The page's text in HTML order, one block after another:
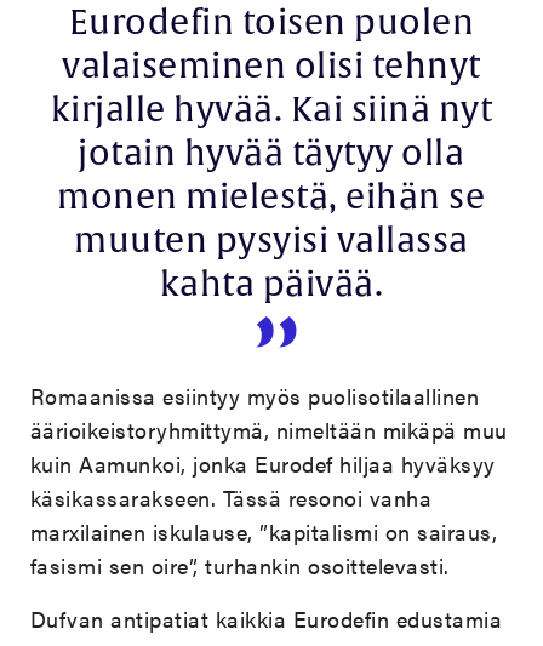
Eurodefin toisen puolen
valaiseminen olisi tehnyt
kirjalle hyvää. Kai siinä nyt
jotain hyvää täytyy olla
monen mielestä, eihän se
muuten pysyisi vallassa
kahta päivää.
Romaanissa esiintyy myös puolisotilaallinen
äärioikeistoryhmittymä, nimeltään mikäpä muu
kuin Aamunkoi, jonka Eurodef hiljaa hyväksyy
käsikassarakseen. Tässä resonoi vanha
marxilainen iskulause, ”kapitalismi on sairaus,
fasismi sen oire”, turhankin osoittelevasti.
Dufvan antipatiat kaikkia Eurodefin edustamia